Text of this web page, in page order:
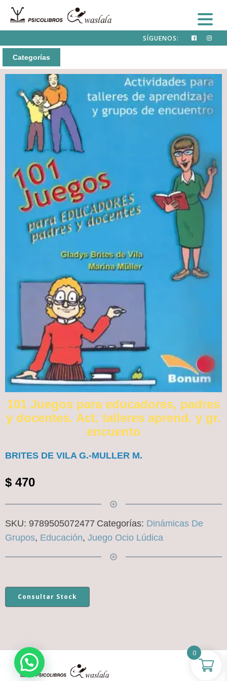
SÍGUENOS:
Categorías
101 Juegos para educadores, padres
y docentes. Act. talleres aprend. y gr.
encuento
BRITES DE VILA G.-MULLER M.
$ 470
SKU: 9789505072477 Categorías: Dinámicas De
Grupos, Educación, Juego Ocio Lúdica
Consultar Stock
0